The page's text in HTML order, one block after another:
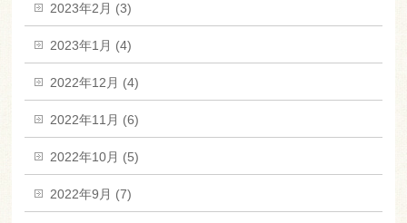
2023年2月 (3)
2023年1月 (4)
2022年12月 (4)
2022年11月 (6)
2022年10月 (5)
2022年9月 (7)